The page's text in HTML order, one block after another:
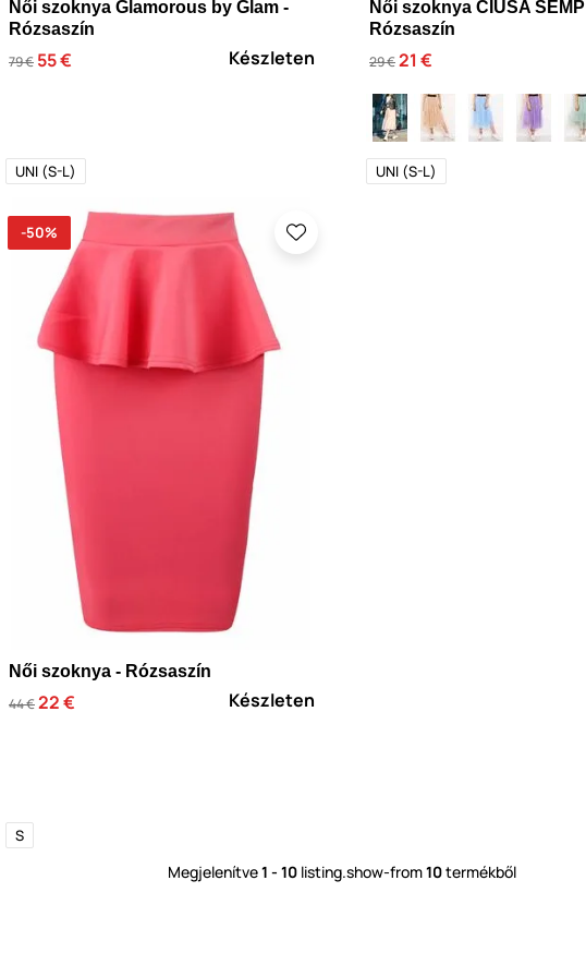
Női szoknya Glamorous by Glam -
Rózsaszín
79 € 55 € Készleten
UNI (S-L)
Női szoknya CIUSA
Rózsaszín
29 €21 €
UNI (S-L)
-50%
Női szoknya - Rózsaszín
44 €22 € Készleten
S
Megjelenítve1 - 10 listing.show-from10termékből